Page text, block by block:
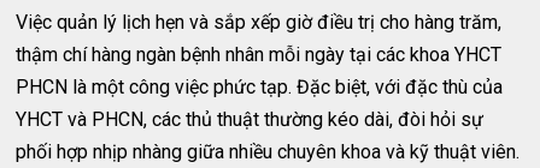
Việc quản lý lịch hẹn và sắp xếp giờ điều trị cho hàng trăm,
thậm chí hàng ngàn bệnh nhân mỗi ngày tại các khoa YHCT
PHCN là một công việc phức tạp. Đặc biệt, với đặc thù của
YHCT và PHCN, các thủ thuật thường kéo dài, đòi hỏi sự
phối hợp nhịp nhàng giữa nhiều chuyên khoa và kỹ thuật viên.